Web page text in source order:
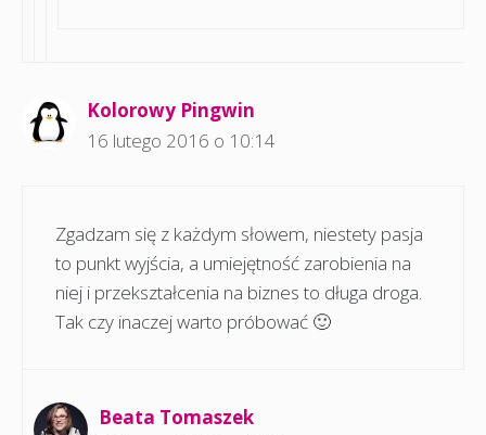
Kolorowy Pingwin
16 lutego 2016 o 10:14
Zgadzam się z każdym słowem, niestety pasja
to punkt wyjścia, a umiejętność zarobienia na
niej i przekształcenia na biznes to długa droga.
Tak czy inaczej warto próbować 🙂
Beata Tomaszek